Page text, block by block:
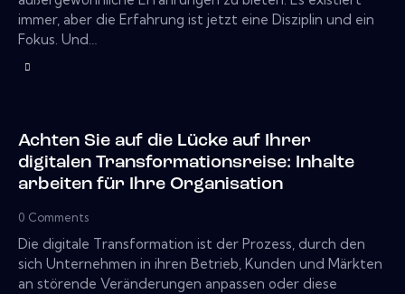
immer, aber die Erfahrung ist jetzt eine Disziplin und ein
Fokus. Und…
Achten Sie auf die Lücke auf Ihrer
digitalen Transformationsreise: Inhalte
arbeiten für Ihre Organisation
0 Comments
Die digitale Transformation ist der Prozess, durch den
sich Unternehmen in ihren Betrieb, Kunden und Märkten
an störende Veränderungen anpassen oder diese